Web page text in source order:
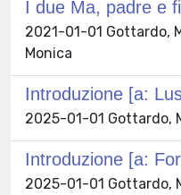
I due Ma, padre e
2021-01-01 Gottardo,
Monica
Introduzione [a:
2025-01-01 Gottardo,
Introduzione [a:
2025-01-01 Gottardo,